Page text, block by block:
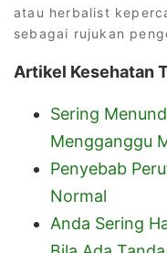
atau herbalist
sebagai rujukan
Artikel Kesehatan
Sering
Mengganggu
Penyebab
Normal
Anda Sering